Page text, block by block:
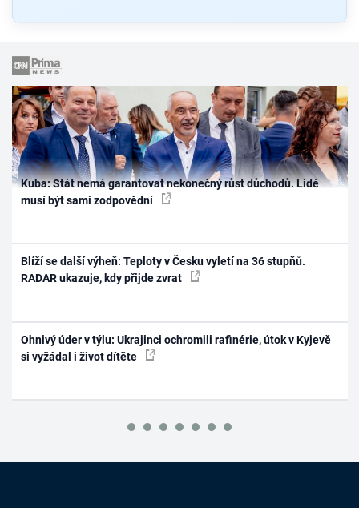
Kuba: Stát nemá garantovat nekonečný růst důchodů. Lidé
musí být sami zodpovědní
Blíží se další výheň: Teploty v Česku vyletí na 36 stupňů.
RADAR ukazuje, kdy přijde zvrat
Ohnivý úder v týlu: Ukrajinci ochromili rafinérie, útok v Kyjevě
si vyžádal i život dítěte